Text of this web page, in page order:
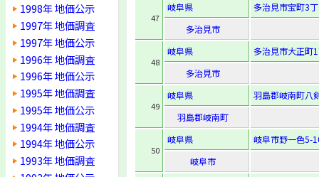
1998年 地価公示
1997年 地価調査
1997年 地価公示
1996年 地価調査
1996年 地価公示
1995年 地価調査
1995年 地価公示
1994年 地価調査
1994年 地価公示
1993年 地価調査
47
岐阜県
多治見市宝町3
多治見市
48
岐阜県
多治見市大正町
多治見市
49
岐阜県
羽島郡岐南町八
羽島郡岐南町
50
岐阜県
岐阜市野一色5-
岐阜市